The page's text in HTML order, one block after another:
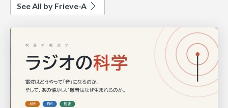
See All by Frieve-A